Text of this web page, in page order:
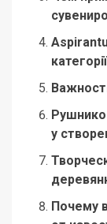
у
Почему